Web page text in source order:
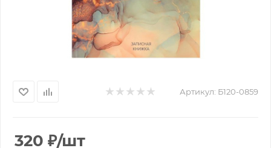
Артикул: Б120-0859
320 ₽/шт